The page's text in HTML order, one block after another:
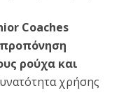
Coaches
ρούχα και
χρήσης